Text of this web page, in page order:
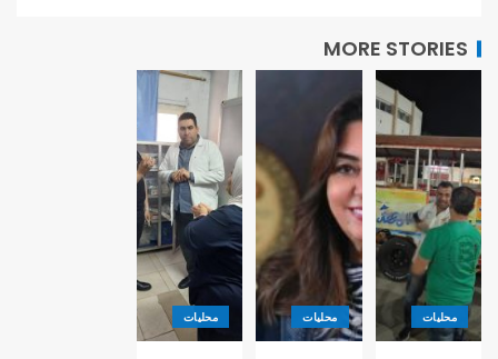
MORE STORIES
محليات محليات محليات